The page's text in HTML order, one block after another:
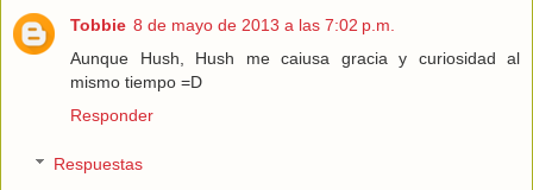
Tobbie 8 de mayo de 2013 a las 7:02 p.m.
Aunque Hush, Hush me caiusa gracia y curiosidad al
mismo tiempo =D
Responder
Respuestas